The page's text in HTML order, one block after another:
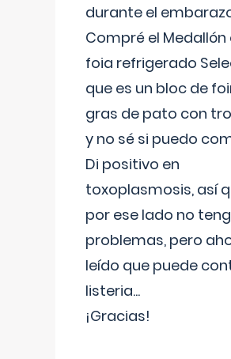
durante el
Compré el Medallón
foia refrigerado
que es un bloc de
gras de pato con
y no sé si puedo
Di positivo en
toxoplasmosis, así
por ese lado no
problemas, pero
leído que puede
listeria...
¡Gracias!